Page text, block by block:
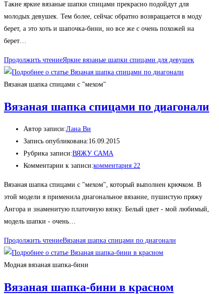
Такие яркие вязаные шапки спицами прекрасно подойдут для
молодых девушек. Тем более, сейчас обратно возвращается в моду
берет, а это хоть и шапочка-бини, но все же с очень похожей на
берет…
Продолжить чтениеЯркие вязаные шапки спицами для девушек
Вязаная шапка спицами с "мехом"
Вязаная шапка спицами по диагонали
Автор записи:Лана Ви
Запись опубликована:16.09.2015
Рубрика записи:ВЯЖУ САМА
Комментарии к записи:комментария 22
Вязаная шапка спицами с "мехом", который выполнен крючком. В
этой модели я применила диагональное вязание, пушистую пряжу
Ангора и знаменитую платочную вязку. Белый цвет - мой любимый,
модель шапки - очень…
Продолжить чтениеВязаная шапка спицами по диагонали
Модная вязаная шапка-бини
Вязаная шапка-бини в красном